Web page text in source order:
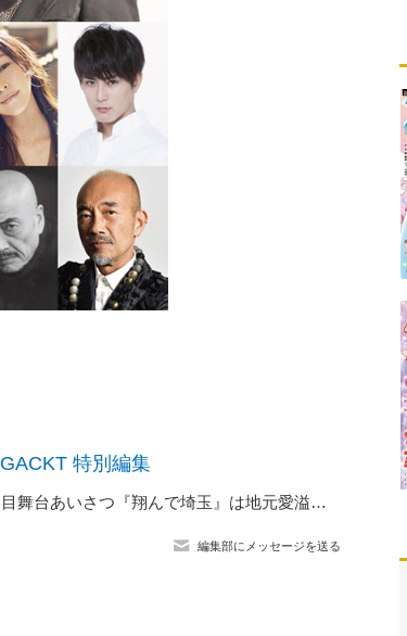
GACKT 特別編集
2日目舞台あいさつ『翔んで埼玉』は地元愛溢れる所沢で開催！こたつのある映画館に二階堂＆GACKTも衝撃
編集部にメッセージを送る